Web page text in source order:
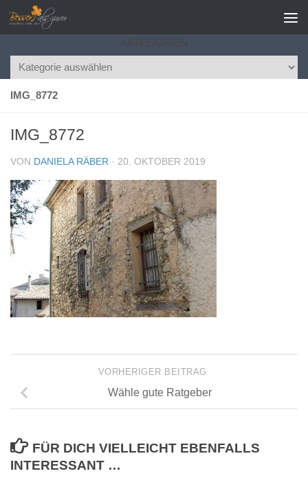
Zum Inhalt springen
KATEGORIEN
Kategorien
IMG_8772
IMG_8772
VON DANIELA RÄBER · 20. OKTOBER 2019
VORHERIGER BEITRAG
Wähle gute Ratgeber
FÜR DICH VIELLEICHT EBENFALLS
INTERESSANT …